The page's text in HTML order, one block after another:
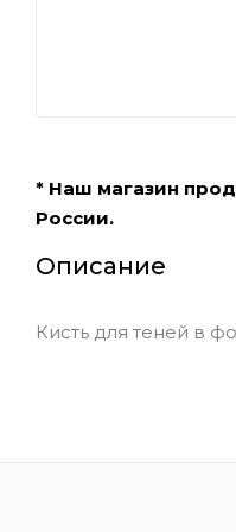
* Наш магазин
России.
Описание
Кисть для теней в